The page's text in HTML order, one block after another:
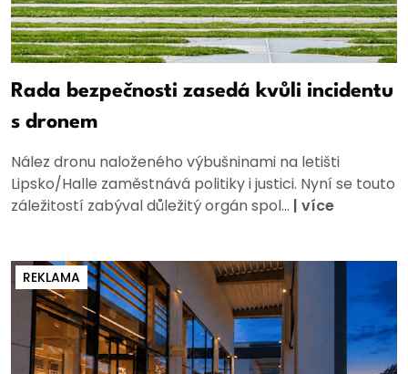
Rada bezpečnosti zasedá kvůli incidentu
s dronem
Nález dronu naloženého výbušninami na letišti
Lipsko/Halle zaměstnává politiky i justici. Nyní se touto
záležitostí zabýval důležitý orgán spol... | více
REKLAMA